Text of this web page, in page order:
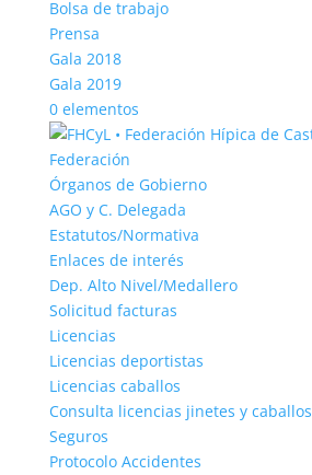
Bolsa de trabajo
Prensa
Gala 2018
Gala 2019
0 elementos
Federación
Órganos de Gobierno
AGO y C. Delegada
Estatutos/Normativa
Enlaces de interés
Dep. Alto Nivel/Medallero
Solicitud facturas
Licencias
Licencias deportistas
Licencias caballos
Consulta licencias jinetes y caballos
Seguros
Protocolo Accidentes